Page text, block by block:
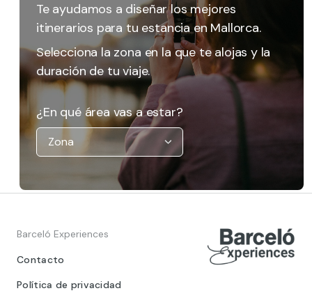
Te ayudamos a diseñar los mejores
itinerarios para tu estancia en Mallorca.
Selecciona la zona en la que te alojas y la
duración de tu viaje.
¿En qué área vas a estar?
Barceló Experiences
Contacto
Política de privacidad